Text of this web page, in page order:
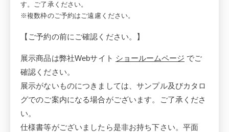
す。ご了承ください。
※複数枠のご予約はご遠慮ください。
【ご予約の前にご確認ください。】
展示商品は弊社Webサイト ショールームページ でご
確認ください。
展示がないものにつきましては、サンプル及びカタロ
グでのご案内になる場合がございます。ご了承くださ
い。
仕様書等がございましたら是非お持ち下さい。平面